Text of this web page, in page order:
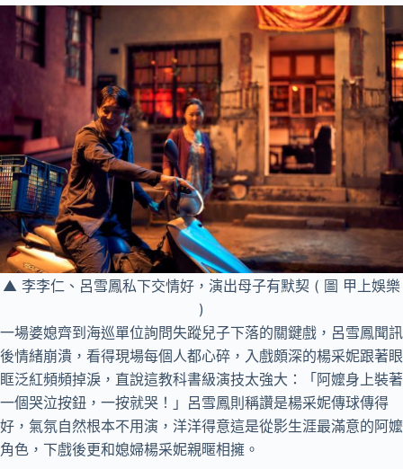
▲ 李李仁、呂雪鳳私下交情好，演出母子有默契 ( 圖 甲上娛樂
)
一場婆媳齊到海巡單位詢問失蹤兒子下落的關鍵戲，呂雪鳳聞訊
後情緒崩潰，看得現場每個人都心碎，入戲頗深的楊采妮跟著眼
眶泛紅頻頻掉淚，直說這教科書級演技太強大：「阿嬤身上裝著
一個哭泣按鈕，一按就哭！」呂雪鳳則稱讚是楊采妮傳球傳得
好，氣氛自然根本不用演，洋洋得意這是從影生涯最滿意的阿嬤
角色，下戲後更和媳婦楊采妮親暱相擁。